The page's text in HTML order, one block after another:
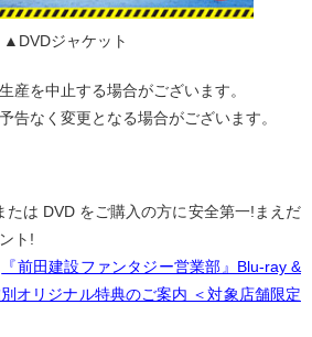
▲DVDジャケット
産を中止する場合がございます。
告なく変更となる場合がございます。
は DVD をご購入の方に安全第一!まえだ
ト!
『前田建設ファンタジー営業部』Blu-ray &
オリジナル特典のご案内 ＜対象店舗限定